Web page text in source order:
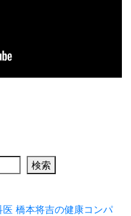
検索
医 橋本将吉の健康コンパ